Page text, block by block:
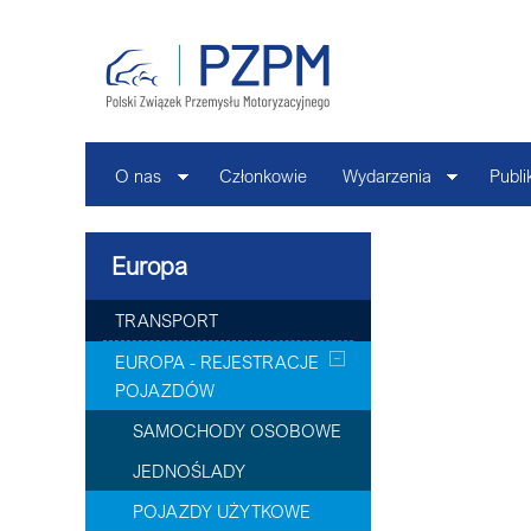
O nas Członkowie Wydarzenia
Europa
TRANSPORT
EUROPA - REJESTRACJE
POJAZDÓW
SAMOCHODY OSOBOWE
JEDNOŚLADY
POJAZDY UŻYTKOWE